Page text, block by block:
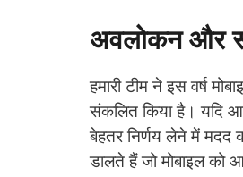
अवलोकन और
हमारी टीम ने इस वर्ष
संकलित किया है। यदि
बेहतर निर्णय लेने में मदद
डालते हैं जो मोबाइल को